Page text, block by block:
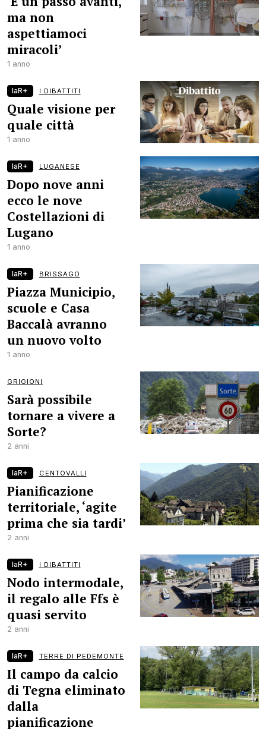
ma non
aspettiamoci
miracoli’
1 anno
laR+ I DIBATTITI
Quale visione per
quale città
1 anno
laR+ LUGANESE
Dopo nove anni
ecco le nove
Costellazioni di
Lugano
1 anno
laR+ BRISSAGO
Piazza Municipio,
scuole e Casa
Baccalà avranno
un nuovo volto
1 anno
GRIGIONI
Sarà possibile
tornare a vivere a
Sorte?
2 anni
laR+ CENTOVALLI
Pianificazione
territoriale, ‘agite
prima che sia tardi’
2 anni
laR+ I DIBATTITI
Nodo intermodale,
il regalo alle Ffs è
quasi servito
2 anni
laR+ TERRE DI PEDEMONTE
Il campo da calcio
di Tegna eliminato
dalla
pianificazione